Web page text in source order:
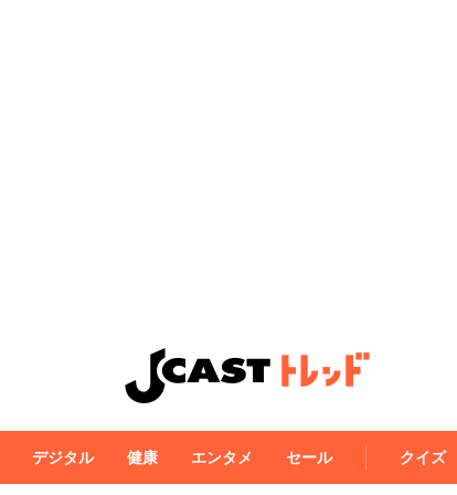
デジタル 健康 エンタメ セール クイズ